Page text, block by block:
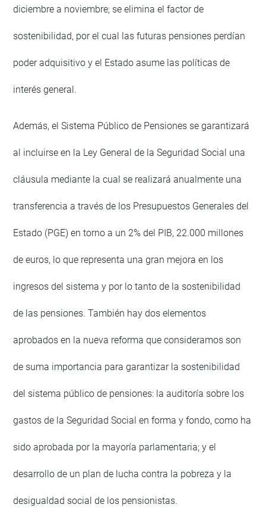
diciembre a noviembre; se elimina el factor de
sostenibilidad, por el cual las futuras pensiones perdían
poder adquisitivo y el Estado asume las políticas de
interés general.
Además, el Sistema Público de Pensiones se garantizará
al incluirse en la Ley General de la Seguridad Social una
cláusula mediante la cual se realizará anualmente una
transferencia a través de los Presupuestos Generales del
Estado (PGE) en torno a un 2% del PIB, 22.000 millones
de euros, lo que representa una gran mejora en los
ingresos del sistema y por lo tanto de la sostenibilidad
de las pensiones. También hay dos elementos
aprobados en la nueva reforma que consideramos son
de suma importancia para garantizar la sostenibilidad
del sistema público de pensiones: la auditoría sobre los
gastos de la Seguridad Social en forma y fondo, como ha
sido aprobada por la mayoría parlamentaria; y el
desarrollo de un plan de lucha contra la pobreza y la
desigualdad social de los pensionistas.